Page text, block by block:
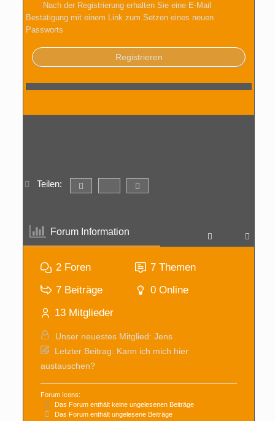
r
n
e
Nach der Registrierung erhalten Sie eine E-Mail
Bestätigung mit einem Link zum Setzen eines neuen
Passworts
Teilen:
Forum Information
2 Foren 7 Themen
7 Beiträge 0 Online
13 Mitglieder
Unser neuestes Mitglied: Jens
Letzter Beitrag: Kann ich mich hier
austauschen?
Forum Icons:
Das Forum enthält keine ungelesenen Beiträge
Das Forum enthält ungelesene Beiträge